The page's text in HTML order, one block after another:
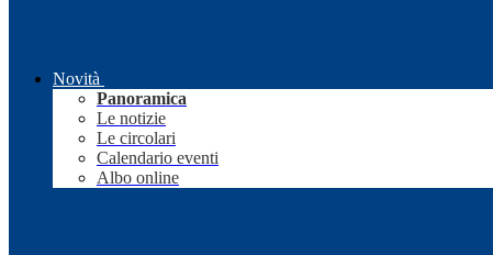
Novità
Panoramica
Le notizie
Le circolari
Calendario eventi
Albo online